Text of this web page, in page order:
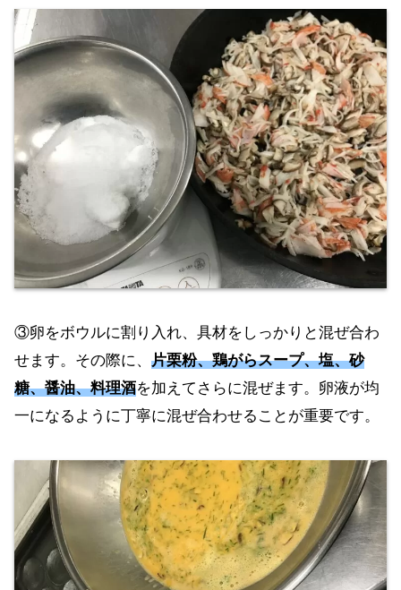
③卵をボウルに割り入れ、具材をしっかりと混ぜ合わ
せます。その際に、 片栗粉、鶏がらスープ、塩、砂
糖、醤油、料理酒を加えてさらに混ぜます。卵液が均
一になるように丁寧に混ぜ合わせることが重要です。